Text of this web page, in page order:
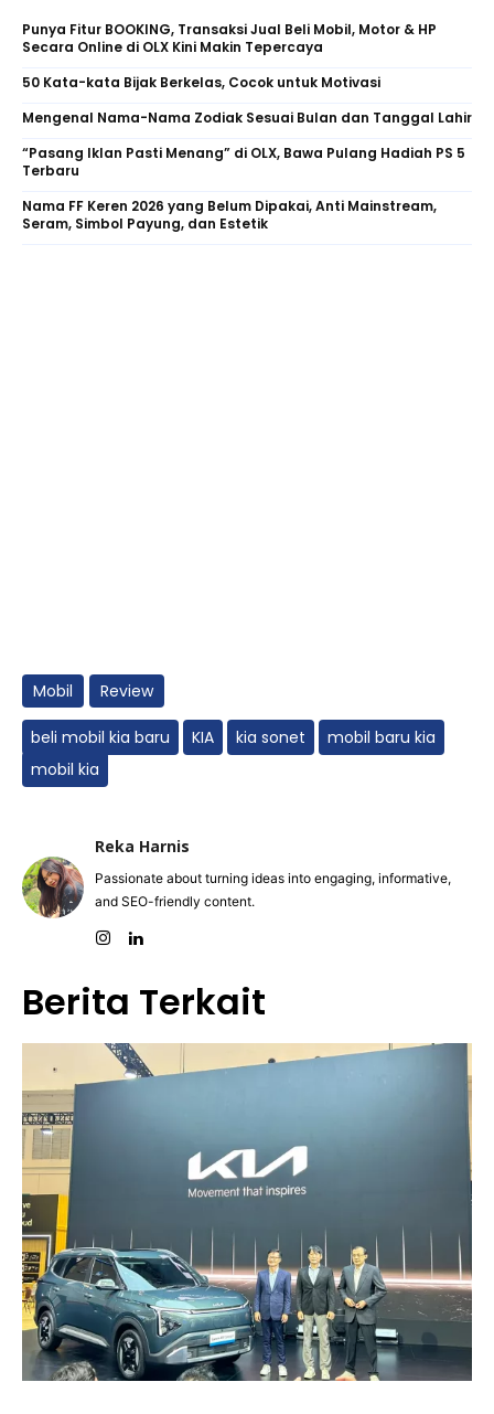
Punya Fitur BOOKING, Transaksi Jual Beli Mobil, Motor & HP
Secara Online di OLX Kini Makin Tepercaya
50 Kata-kata Bijak Berkelas, Cocok untuk Motivasi
Mengenal Nama-Nama Zodiak Sesuai Bulan dan Tanggal Lahir
“Pasang Iklan Pasti Menang” di OLX, Bawa Pulang Hadiah PS 5
Terbaru
Nama FF Keren 2026 yang Belum Dipakai, Anti Mainstream,
Seram, Simbol Payung, dan Estetik
Mobil Review
beli mobil kia baru KIA kia sonet
mobil baru kia
mobil kia
Reka Harnis
Passionate about turning ideas into engaging, informative,
and SEO-friendly content.
Berita Terkait